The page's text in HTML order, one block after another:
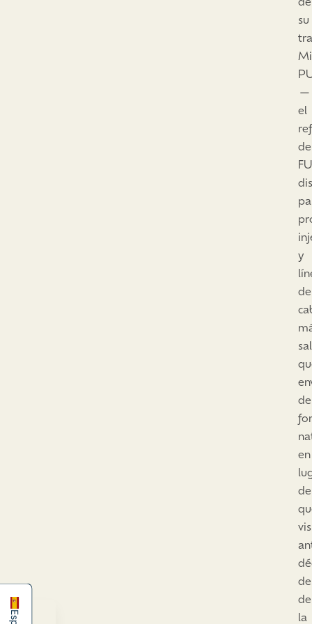
su
—
el
de
y
de
de
en
de
de
la